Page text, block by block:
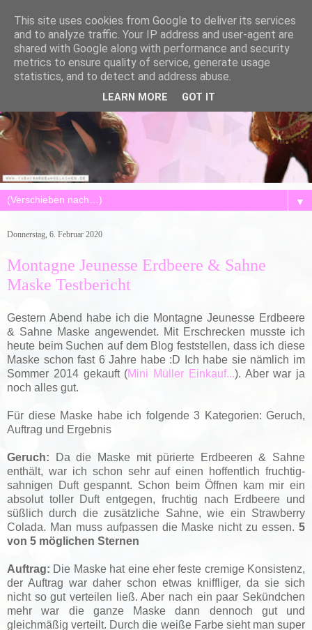
▼
Donnerstag, 6. Februar 2020
Montagne Jeunesse Erdbeere & Sahne
Maske Testbericht
Gestern Abend habe ich die Montagne Jeunesse Erdbeere
& Sahne Maske angewendet. Mit Erschrecken musste ich
heute beim Suchen auf dem Blog feststellen, dass ich diese
Maske schon fast 6 Jahre habe :D Ich habe sie nämlich im
Sommer 2014 gekauft (Mini Müller Einkauf...). Aber war ja
noch alles gut.
Für diese Maske habe ich folgende 3 Kategorien: Geruch,
Auftrag und Ergebnis
Geruch: Da die Maske mit pürierte Erdbeeren & Sahne
enthält, war ich schon sehr auf einen hoffentlich fruchtig-
sahnigen Duft gespannt. Schon beim Öffnen kam mir ein
absolut toller Duft entgegen, fruchtig nach Erdbeere und
süßlich durch die zusätzliche Sahne, wie ein Strawberry
Colada. Man muss aufpassen die Maske nicht zu essen. 5
von 5 möglichen Sternen
Auftrag: Die Maske hat eine eher feste cremige Konsistenz,
der Auftrag war daher schon etwas kniffliger, da sie sich
nicht so gut verteilen ließ. Aber nach ein paar Sekündchen
mehr war die ganze Maske dann dennoch gut und
gleichmäßig verteilt. Durch die weiße Farbe sieht man super
This site uses cookies from Google to deliver its services
and to analyze traffic. Your IP address and user-agent are
shared with Google along with performance and security
metrics to ensure quality of service, generate usage
statistics, and to detect and address abuse.
LEARN MORE GOT IT